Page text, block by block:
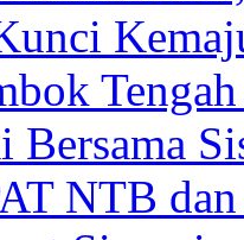
Bersama
NTB